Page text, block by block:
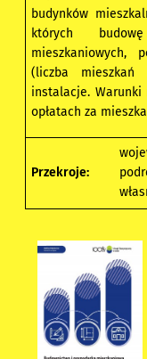
budynków
których
mieszkaniowych,
(liczba
instalacje. Warunki
opłatach za
Przekroje: